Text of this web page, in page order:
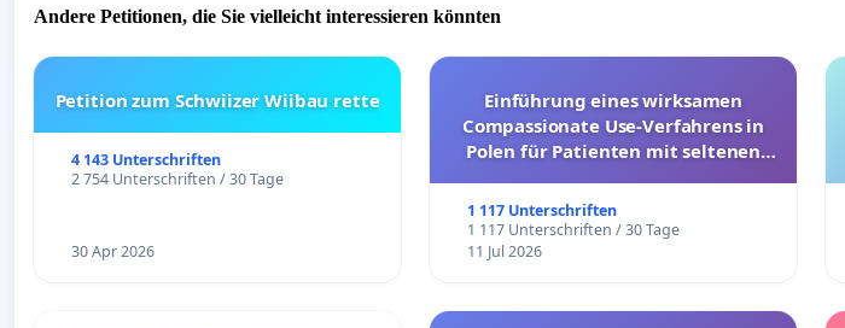
Andere Petitionen, die Sie vielleicht interessieren könnten
Petition zum Schwiizer Wiibau rette
4 143 Unterschriften
2 754 Unterschriften / 30 Tage
30 Apr 2026
Einführung eines wirksamen
Compassionate Use-Verfahrens in
Polen für Patienten mit seltenen
1 117 Unterschriften
1 117 Unterschriften / 30 Tage
11 Jul 2026